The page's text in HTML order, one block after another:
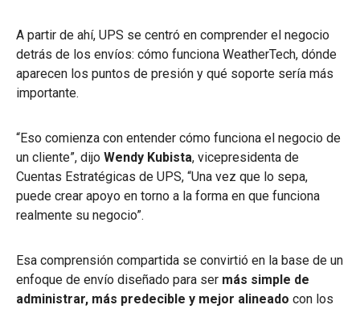
A partir de ahí, UPS se centró en comprender el negocio
detrás de los envíos: cómo funciona WeatherTech, dónde
aparecen los puntos de presión y qué soporte sería más
importante.
“Eso comienza con entender cómo funciona el negocio de
un cliente”, dijo Wendy Kubista, vicepresidenta de
Cuentas Estratégicas de UPS, “Una vez que lo sepa,
puede crear apoyo en torno a la forma en que funciona
realmente su negocio”.
Esa comprensión compartida se convirtió en la base de un
enfoque de envío diseñado para ser más simple de
administrar, más predecible y mejor alineado con los